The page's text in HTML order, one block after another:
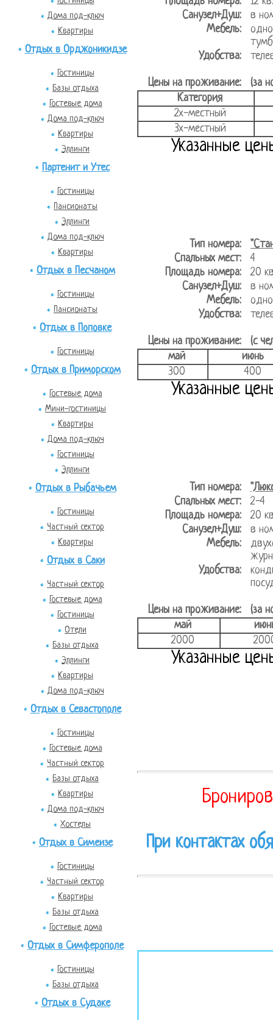
Дома под-ключ
Квартиры
Отдых в Орджоникидзе
Гостиницы
Базы отдыха
Гостевые дома
Дома под-ключ
Квартиры
Эллинги
Партенит и Утес
Гостиницы
Пансионаты
Эллинги
Дома под-ключ
Квартиры
Отдых в Песчаном
Гостиницы
Пансионаты
Отдых в Поповке
Гостиницы
Отдых в Приморском
Гостевые дома
Мини-гостиницы
Квартиры
Дома под-ключ
Гостиницы
Эллинги
Отдых в Рыбачьем
Гостиницы
Частный сектор
Квартиры
Отдых в Саки
Частный сектор
Гостевые дома
Гостиницы
Отели
Базы отдыха
Эллинги
Квартиры
Дома под-ключ
Отдых в Севастополе
Гостиницы
Гостевые дома
Частный сектор
Базы отдыха
Квартиры
Дома под-ключ
Хостелы
Отдых в Симеизе
Гостиницы
Частный сектор
Квартиры
Базы отдыха
Гостевые дома
Отдых в Симферополе
Гостиницы
Базы отдыха
Отдых в Судаке
Санузел+Душ:
в
Мебель:
Удобства:
Цены на проживание:
(за
Категория
2х-местный
3х-местный
Указанные
Тип номера:
Спальных мест:
4
Площадь номера:
20
Санузел+Душ:
в
Мебель:
Удобства:
Цены на проживание:
(с
май
июнь
300
400
Указанные
Тип номера:
Спальных мест:
2-4
Площадь номера:
20
Санузел+Душ:
в
Мебель:
Удобства:
Цены на проживание:
(за
май
2000
Указанные
При контактах